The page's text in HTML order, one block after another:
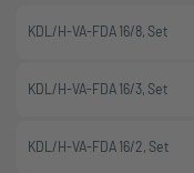
KDL/H-VA-FDA 16/8, Set
KDL/H-VA-FDA 16/3, Set
KDL/H-VA-FDA 16/2, Set